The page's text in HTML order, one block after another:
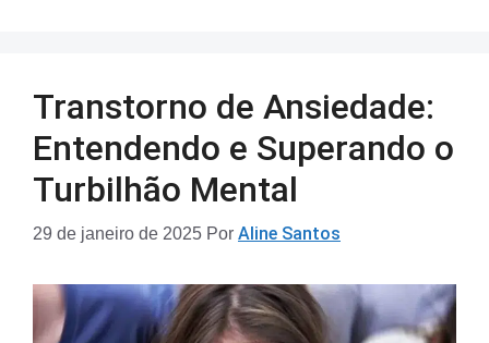
Transtorno de Ansiedade:
Entendendo e Superando o
Turbilhão Mental
29 de janeiro de 2025 Por Aline Santos